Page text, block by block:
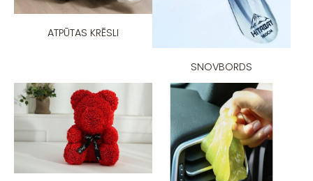
ATPŪTAS KRĒSLI
SNOVBORDS